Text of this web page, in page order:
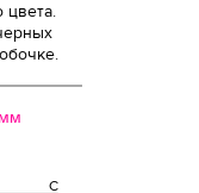
цвета.
C